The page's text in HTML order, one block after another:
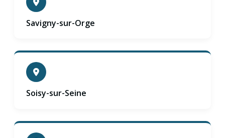
Savigny-sur-Orge
Soisy-sur-Seine